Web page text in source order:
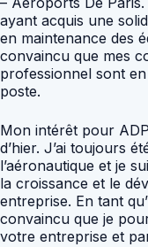
ayant acquis une
en maintenance des
convaincu que mes
professionnel sont
poste.
Mon intérêt pour
d’hier. J’ai toujours
l’aéronautique et je
la croissance et le
entreprise. En tant
convaincu que je
votre entreprise et